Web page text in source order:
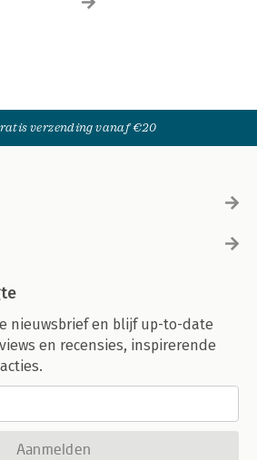
verzending vanaf €20
nieuwsbrief en blijf up-to-date
en recensies, inspirerende
Aanmelden